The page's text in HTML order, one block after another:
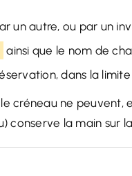
un autre, ou par un
ainsi que le nom de
dans la
créneau ne
conserve la main sur